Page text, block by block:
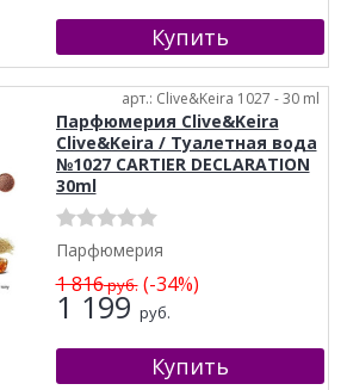
арт.: Clive&Keira 1027 - 30 ml
Парфюмерия Clive&Keira
Clive&Keira / Туалетная вода
№1027 CARTIER DECLARATION
30ml
Парфюмерия
1 816руб.(-34%)
1 199 руб.